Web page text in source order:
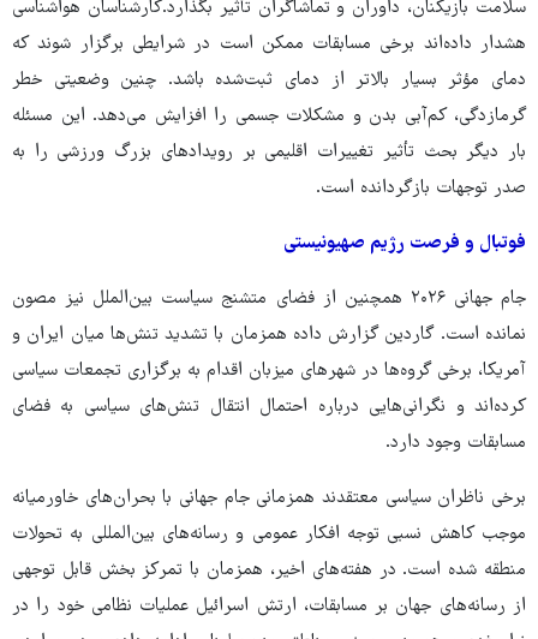
سلامت بازیکنان، داوران و تماشاگران تأثیر بگذارد.کارشناسان هواشناسی
هشدار داده‌اند برخی مسابقات ممکن است در شرایطی برگزار شوند که
دمای مؤثر بسیار بالاتر از دمای ثبت‌شده باشد. چنین وضعیتی خطر
گرمازدگی، کم‌آبی بدن و مشکلات جسمی را افزایش می‌دهد. این مسئله
بار دیگر بحث تأثیر تغییرات اقلیمی بر رویدادهای بزرگ ورزشی را به
صدر توجهات بازگردانده است.
فوتبال و فرصت رژیم صهیونیستی
جام جهانی ۲۰۲۶ همچنین از فضای متشنج سیاست بین‌الملل نیز مصون
نمانده است. گاردین گزارش داده همزمان با تشدید تنش‌ها میان ایران و
آمریکا، برخی گروه‌ها در شهرهای میزبان اقدام به برگزاری تجمعات سیاسی
کرده‌اند و نگرانی‌هایی درباره احتمال انتقال تنش‌های سیاسی به فضای
مسابقات وجود دارد.
برخی ناظران سیاسی معتقدند همزمانی جام جهانی با بحران‌های خاورمیانه
موجب کاهش نسبی توجه افکار عمومی و رسانه‌های بین‌المللی به تحولات
منطقه شده است. در هفته‌های اخیر، همزمان با تمرکز بخش قابل توجهی
از رسانه‌های جهان بر مسابقات، ارتش اسرائیل عملیات نظامی خود را در